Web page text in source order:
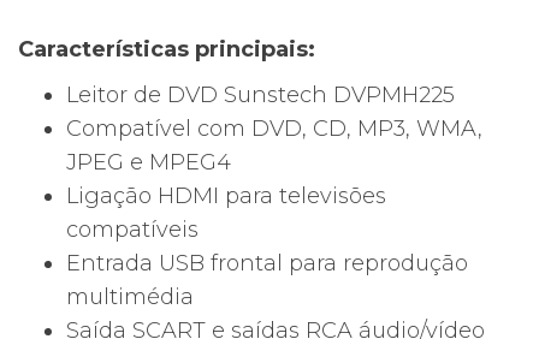
USB,
Comando
Manual
Características principais:
Leitor de DVD Sunstech DVPMH225
Compatível com DVD, CD, MP3, WMA,
JPEG e MPEG4
Ligação HDMI para televisões
compatíveis
Entrada USB frontal para reprodução
multimédia
Saída SCART e saídas RCA áudio/vídeo